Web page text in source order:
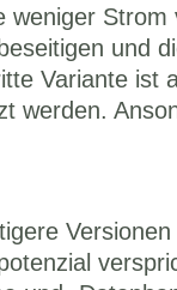
Strom
und
Variante ist
werden.